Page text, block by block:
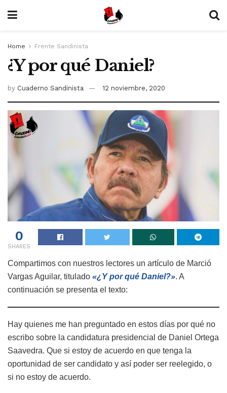
Home Frente Sandinista
¿Y por qué Daniel?
by Cuaderno Sandinista 12 noviembre, 2020
0
SHARES
Compartimos con nuestros lectores un artículo de Marció
Vargas Aguilar, titulado «¿Y por qué Daniel?». A
continuación se presenta el texto:
Hay quienes me han preguntado en estos días por qué no
escribo sobre la candidatura presidencial de Daniel Ortega
Saavedra. Que si estoy de acuerdo en que tenga la
oportunidad de ser candidato y así poder ser reelegido, o
si no estoy de acuerdo.